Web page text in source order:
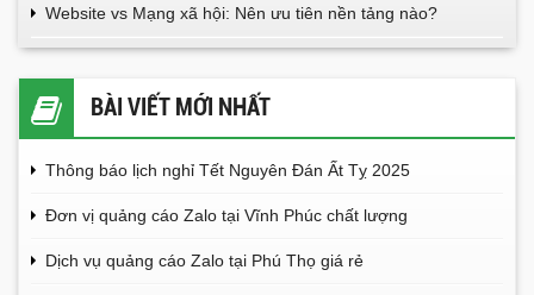
Website vs Mạng xã hội: Nên ưu tiên nền tảng nào?
BÀI VIẾT MỚI NHẤT
Thông báo lịch nghỉ Tết Nguyên Đán Ất Tỵ 2025
Đơn vị quảng cáo Zalo tại Vĩnh Phúc chất lượng
Dịch vụ quảng cáo Zalo tại Phú Thọ giá rẻ